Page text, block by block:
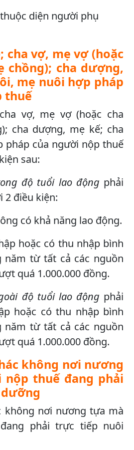
cha vợ, mẹ vợ (hoặc
chồng); cha dượng,
mẹ nuôi hợp pháp
thuế
vợ, mẹ vợ (hoặc cha
cha dượng, mẹ kế; cha
pháp của người nộp thuế
sau:
độ tuổi lao động phải
2 điều kiện:
có khả năng lao động.
hoặc có thu nhập bình
năm từ tất cả các nguồn
quá 1.000.000 đồng.
độ tuổi lao động phải
hoặc có thu nhập bình
năm từ tất cả các nguồn
quá 1.000.000 đồng.
không nơi nương
thuế đang phải
không nơi nương tựa mà
phải trực tiếp nuôi